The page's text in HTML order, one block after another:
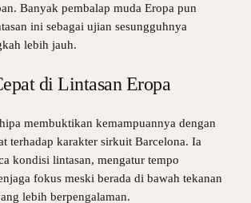
Banyak pembalap muda Eropa pun
ini sebagai ujian sesungguhnya
lebih jauh.
di Lintasan Eropa
membuktikan kemampuannya dengan
terhadap karakter sirkuit Barcelona. Ia
kondisi lintasan, mengatur tempo
fokus meski berada di bawah tekanan
lebih berpengalaman.